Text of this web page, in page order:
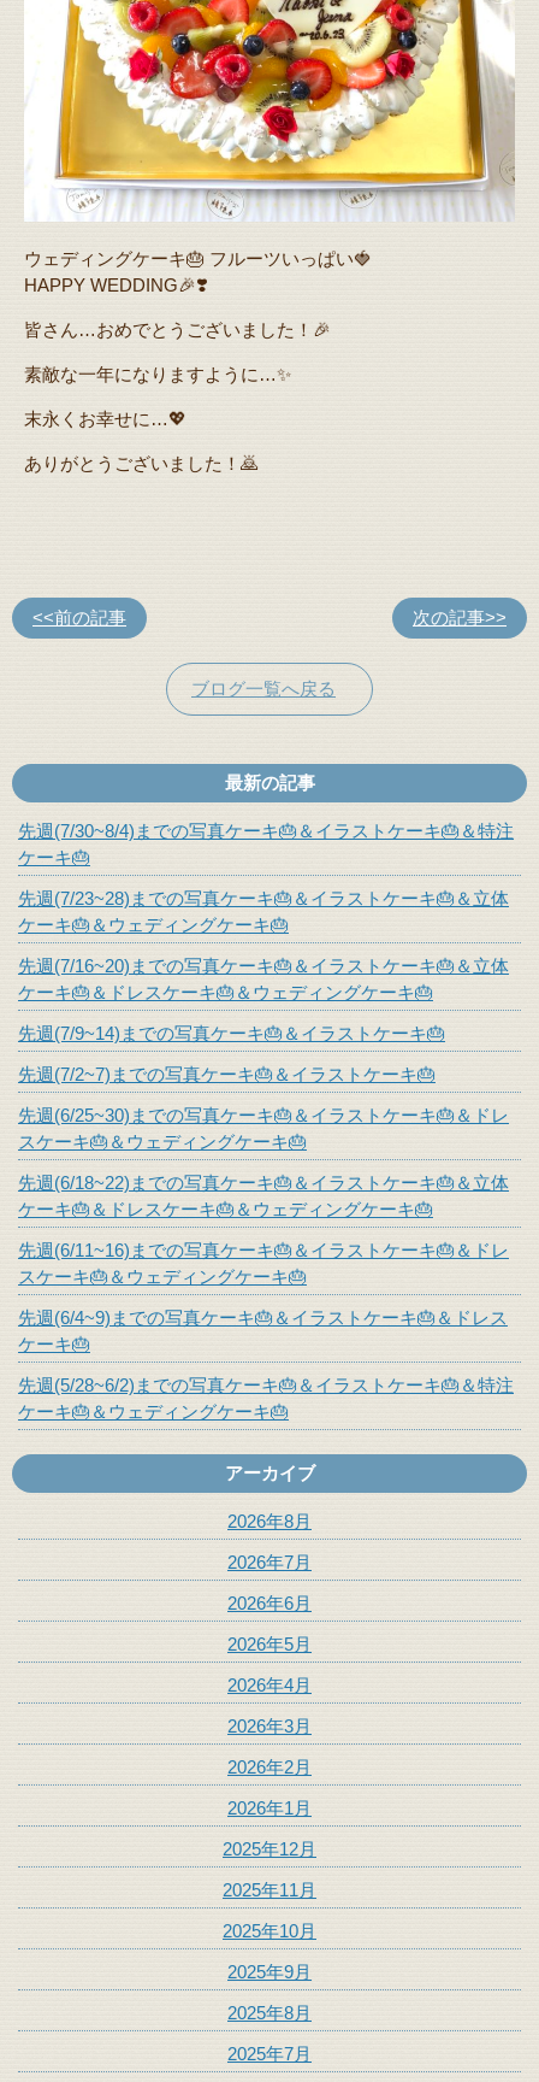
ウェディングケーキ🎂 フルーツいっぱい🍓
HAPPY WEDDING🎉❣️
皆さん…おめでとうございました！🎉
素敵な一年になりますように…✨
末永くお幸せに…💖
ありがとうございました！🙇
次の記事>>
<<前の記事
ブログ一覧へ戻る
最新の記事
先週(7/30~8/4)までの写真ケーキ🎂＆イラストケーキ🎂＆特注
ケーキ🎂
先週(7/23~28)までの写真ケーキ🎂＆イラストケーキ🎂＆立体
ケーキ🎂＆ウェディングケーキ🎂
先週(7/16~20)までの写真ケーキ🎂＆イラストケーキ🎂＆立体
ケーキ🎂＆ドレスケーキ🎂＆ウェディングケーキ🎂
先週(7/9~14)までの写真ケーキ🎂＆イラストケーキ🎂
先週(7/2~7)までの写真ケーキ🎂＆イラストケーキ🎂
先週(6/25~30)までの写真ケーキ🎂＆イラストケーキ🎂＆ドレ
スケーキ🎂＆ウェディングケーキ🎂
先週(6/18~22)までの写真ケーキ🎂＆イラストケーキ🎂＆立体
ケーキ🎂＆ドレスケーキ🎂＆ウェディングケーキ🎂
先週(6/11~16)までの写真ケーキ🎂＆イラストケーキ🎂＆ドレ
スケーキ🎂＆ウェディングケーキ🎂
先週(6/4~9)までの写真ケーキ🎂＆イラストケーキ🎂＆ドレス
ケーキ🎂
先週(5/28~6/2)までの写真ケーキ🎂＆イラストケーキ🎂＆特注
ケーキ🎂＆ウェディングケーキ🎂
アーカイブ
2026年8月
2026年7月
2026年6月
2026年5月
2026年4月
2026年3月
2026年2月
2026年1月
2025年12月
2025年11月
2025年10月
2025年9月
2025年8月
2025年7月